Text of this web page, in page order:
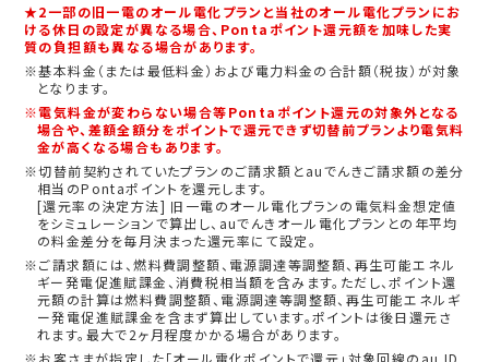
★2一部の旧一電のオール電化プランと当社のオール電化プランにお
ける休日の設定が異なる場合、Pontaポイント還元額を加味した実
質の負担額も異なる場合があります。
※基本料金（または最低料金）および電力料金の合計額（税抜）が対象
となります。
※電気料金が変わらない場合等Pontaポイント還元の対象外となる
場合や、差額全額分をポイントで還元できず切替前プランより電気料
金が高くなる場合もあります。
※切替前契約されていたプランのご請求額とauでんきご請求額の差分
相当のPontaポイントを還元します。
[還元率の決定方法] 旧一電のオール電化プランの電気料金想定値
をシミュレーションで算出し、auでんきオール電化プランとの年平均
の料金差分を毎月決まった還元率にて設定。
※ご請求額には、燃料費調整額、電源調達等調整額、再生可能エネル
ギー発電促進賦課金、消費税相当額を含みます。ただし、ポイント還
元額の計算は燃料費調整額、電源調達等調整額、再生可能エネルギ
ー発電促進賦課金を含まず算出しています。ポイントは後日還元さ
れます。最大で2ヶ月程度かかる場合があります。
※お客さまが指定した「オール電化ポイントで還元」対象回線のau ID